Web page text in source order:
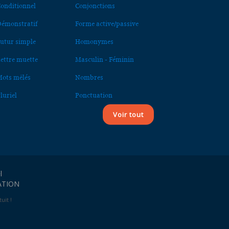
Conjonctions
Forme active/passive
simple Homonymes
muette Masculin - Féminin
mêlés Nombres
Ponctuation
Voir tout
!